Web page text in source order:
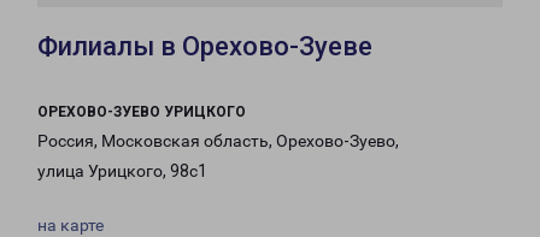
Филиалы в Орехово-Зуеве
ОРЕХОВО-ЗУЕВО УРИЦКОГО
Россия, Московская область, Орехово-Зуево,
улица Урицкого, 98с1
на карте